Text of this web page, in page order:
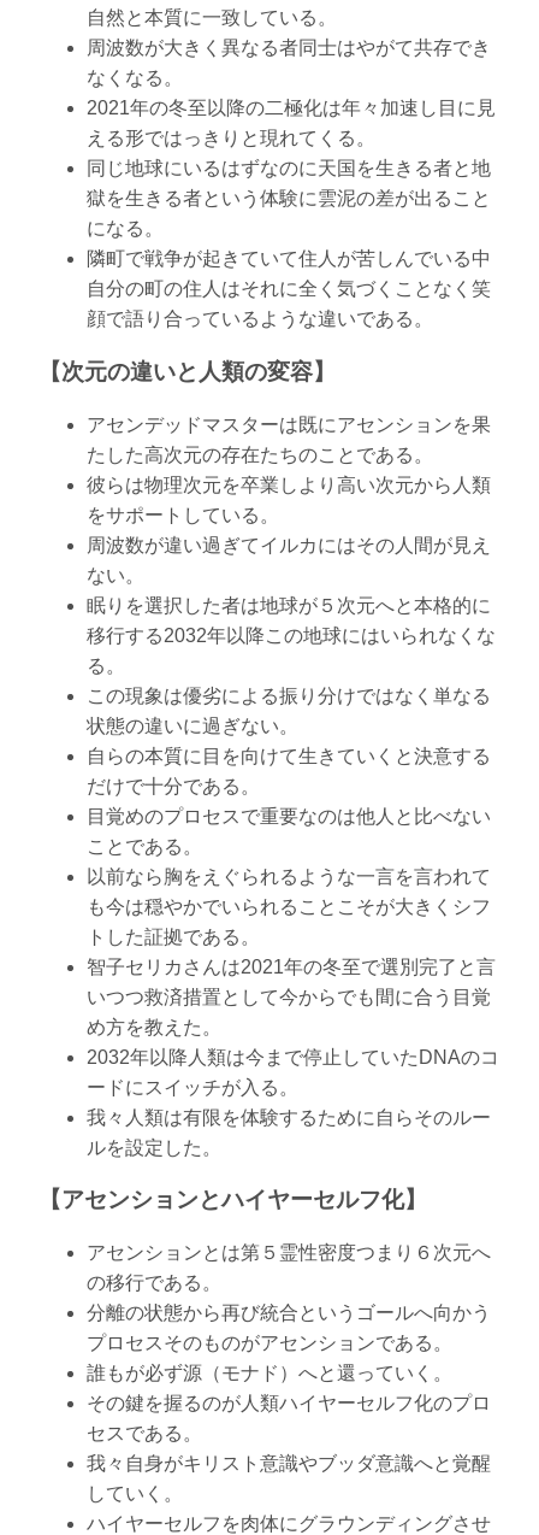
自然と本質に一致している。
周波数が大きく異なる者同士はやがて共存でき
なくなる。
2021年の冬至以降の二極化は年々加速し目に見
える形ではっきりと現れてくる。
同じ地球にいるはずなのに天国を生きる者と地
獄を生きる者という体験に雲泥の差が出ること
になる。
隣町で戦争が起きていて住人が苦しんでいる中
自分の町の住人はそれに全く気づくことなく笑
顔で語り合っているような違いである。
【次元の違いと人類の変容】
アセンデッドマスターは既にアセンションを果
たした高次元の存在たちのことである。
彼らは物理次元を卒業しより高い次元から人類
をサポートしている。
周波数が違い過ぎてイルカにはその人間が見え
ない。
眠りを選択した者は地球が５次元へと本格的に
移行する2032年以降この地球にはいられなくな
る。
この現象は優劣による振り分けではなく単なる
状態の違いに過ぎない。
自らの本質に目を向けて生きていくと決意する
だけで十分である。
目覚めのプロセスで重要なのは他人と比べない
ことである。
以前なら胸をえぐられるような一言を言われて
も今は穏やかでいられることこそが大きくシフ
トした証拠である。
智子セリカさんは2021年の冬至で選別完了と言
いつつ救済措置として今からでも間に合う目覚
め方を教えた。
2032年以降人類は今まで停止していたDNAのコ
ードにスイッチが入る。
我々人類は有限を体験するために自らそのルー
ルを設定した。
【アセンションとハイヤーセルフ化】
アセンションとは第５霊性密度つまり６次元へ
の移行である。
分離の状態から再び統合というゴールへ向かう
プロセスそのものがアセンションである。
誰もが必ず源（モナド）へと還っていく。
その鍵を握るのが人類ハイヤーセルフ化のプロ
セスである。
我々自身がキリスト意識やブッダ意識へと覚醒
していく。
ハイヤーセルフを肉体にグラウンディングさせ